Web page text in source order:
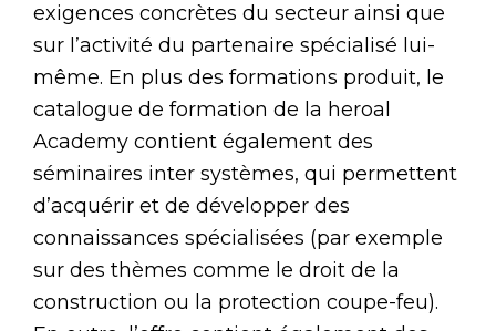
exigences concrètes du secteur ainsi que
sur l’activité du partenaire spécialisé lui-
même. En plus des formations produit, le
catalogue de formation de la heroal
Academy contient également des
séminaires inter systèmes, qui permettent
d’acquérir et de développer des
connaissances spécialisées (par exemple
sur des thèmes comme le droit de la
construction ou la protection coupe-feu).